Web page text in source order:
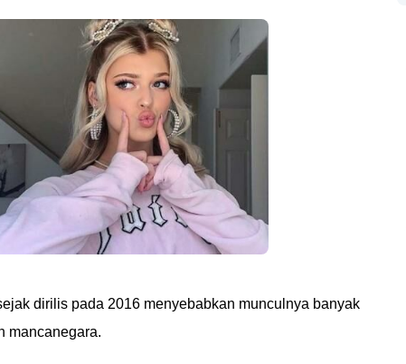
dirilis pada 2016 menyebabkan munculnya banyak
mancanegara.